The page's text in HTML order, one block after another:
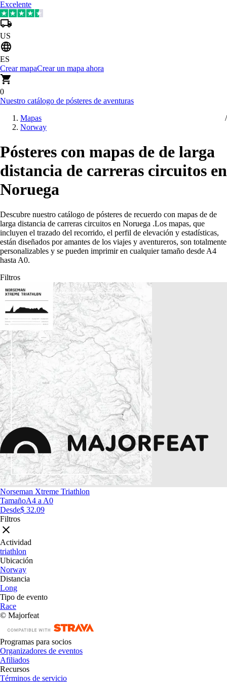
Excelente
US
ES
Crear mapaCrear un mapa ahora
0
Nuestro catálogo de pósteres de aventuras
Mapas
Norway
Pósteres con mapas de de larga
distancia de carreras circuitos en
Noruega
Descubre nuestro catálogo de pósteres de recuerdo con mapas de de
larga distancia de carreras circuitos en Noruega .Los mapas, que
incluyen el trazado del recorrido, el perfil de elevación y estadísticas,
están diseñados por amantes de los viajes y aventureros, son totalmente
personalizables y se pueden imprimir en cualquier tamaño desde A4
hasta A0.
Filtros
Norseman Xtreme Triathlon
TamañoA4 a A0
Desde$ 32.09
Filtros
Actividad
triathlon
Ubicación
Norway
Distancia
Long
Tipo de evento
Race
© Majorfeat
Programas para socios
Organizadores de eventos
Afiliados
Recursos
Términos de servicio